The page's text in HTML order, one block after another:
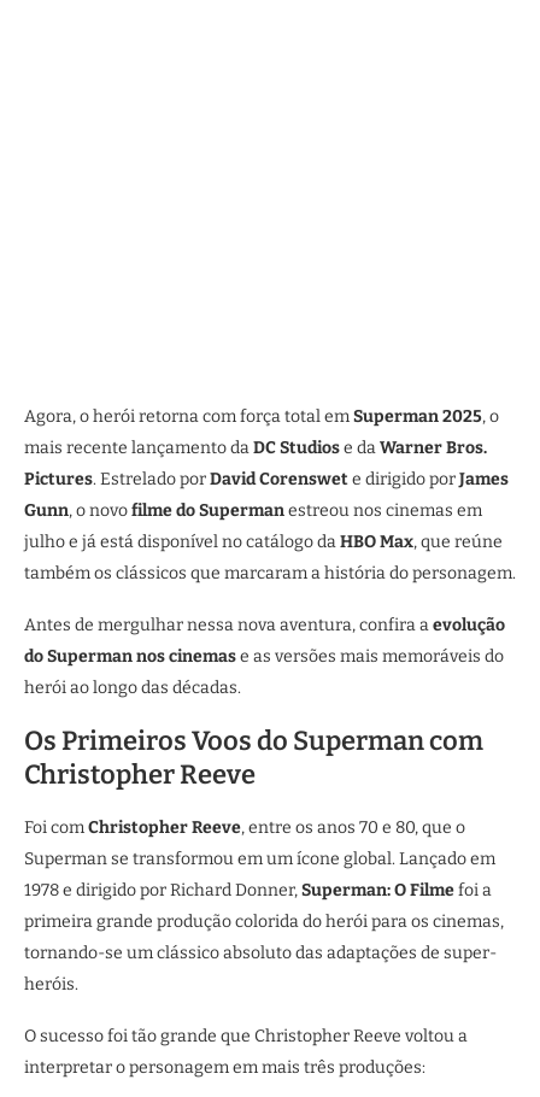
Agora, o herói retorna com força total emSuperman 2025, o
mais recente lançamento daDC Studiose daWarner Bros.
Pictures. Estrelado porDavid Corenswete dirigido porJames
Gunn, o novofilme do Supermanestreou nos cinemas em
julho e já está disponível no catálogo daHBO Max, que reúne
também os clássicos que marcaram a história do personagem.
Antes de mergulhar nessa nova aventura, confira aevolução
do Superman nos cinemase as versões mais memoráveis do
herói ao longo das décadas.
Os Primeiros Voos do Superman com
Christopher Reeve
Foi comChristopher Reeve, entre os anos 70 e 80, que o
Superman se transformou em um ícone global. Lançado em
1978 e dirigido por Richard Donner,Superman: O Filmefoi a
primeira grande produção colorida do herói para os cinemas,
tornando-se um clássico absoluto das adaptações de super-
heróis.
O sucesso foi tão grande que Christopher Reeve voltou a
interpretar o personagem em mais três produções: